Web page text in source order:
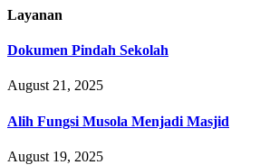
Layanan
Dokumen Pindah Sekolah
August 21, 2025
Alih Fungsi Musola Menjadi Masjid
August 19, 2025